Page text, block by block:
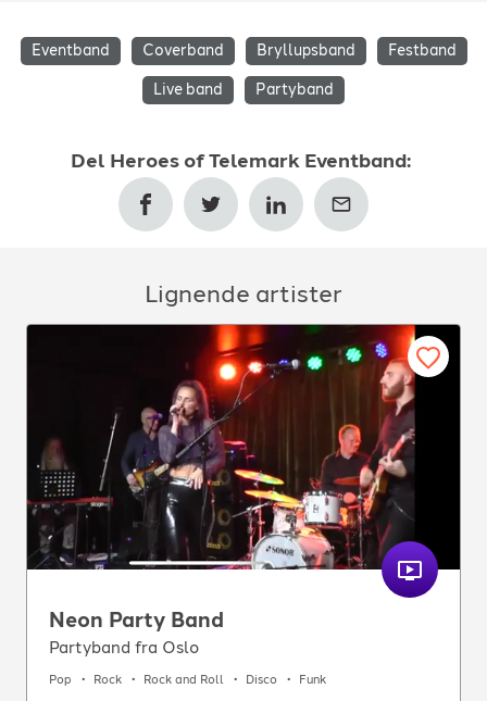
Eventband Coverband Bryllupsband Festband
Live band Partyband
Del Heroes of Telemark Eventband:
Lignende artister
Neon Party Band
Partyband fra Oslo
Pop Rock Rock and Roll Disco Funk